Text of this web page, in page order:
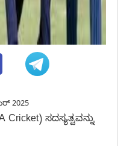
2025
ಸದಸ್ಯತ್ವವನ್ನು